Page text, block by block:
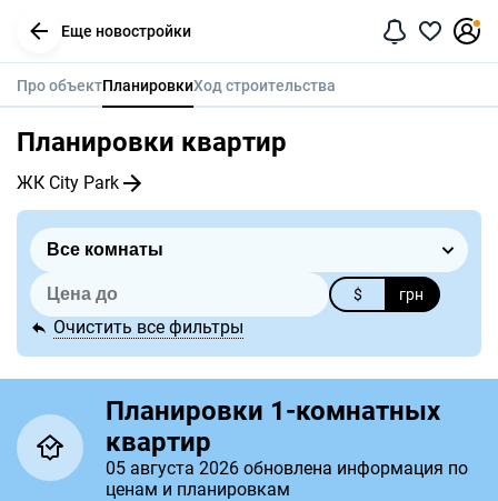
Еще новостройки
Про объектПланировкиХод строительства
Планировки квартир
ЖК City Park
$ грн
Очистить все фильтры
Планировки 1-комнатных
квартир
05 августа 2026 обновлена информация по
ценам и планировкам